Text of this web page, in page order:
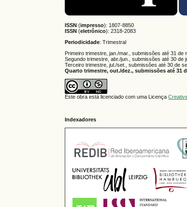
ISSN (impresso): 1807-8850
ISSN (eletrônico):2318-2083
Periodicidade: Trimestral
Primeiro trimestre, jan./mar., submissões até 31 de
Segundo trimestre, abr./jun., submissões até 30 de
Terceiro trimestre, jul./set., submissões até 30 de
Quarto trimestre, out./dez., submissões até 31
Este obra está licenciado com uma Licença
Indexadores